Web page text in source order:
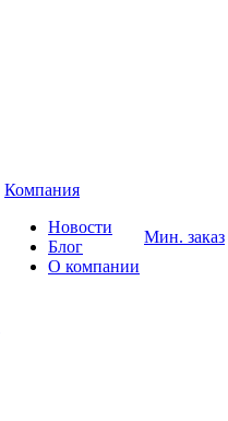
Компания
Новости
Блог
О компании
Мин. заказ